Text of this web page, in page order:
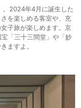
。2024年4月に誕生した
を楽しめる客室や、充
子旅が楽しめます。京
「三十三間堂」や「妙
ますよ。